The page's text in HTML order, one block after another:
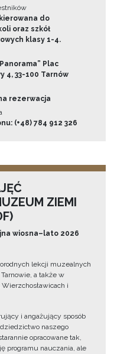
do
oraz szkół
klasy 1-4.
Plac
4, 33-100 Tarnów
rezerwacja
(+48) 784 912 326
ZIEMI
wiosna–lato 2026
lekcji muzealnych
a także w
i
i angażujący sposób
naszego
opracowane tak,
programu nauczania, ale